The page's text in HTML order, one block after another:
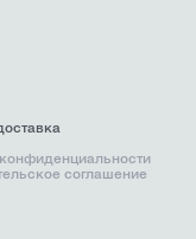
соглашение